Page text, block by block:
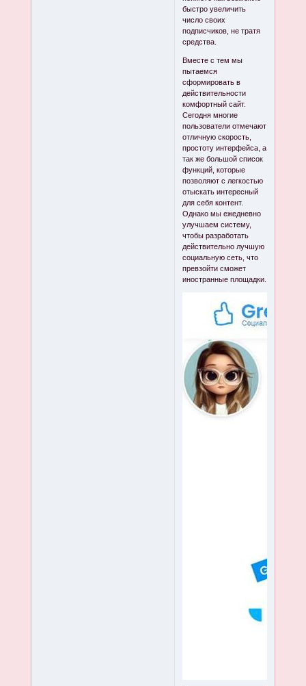
быстро увеличить
число своих
подписчиков, не тратя
средства.
Вместе с тем мы
пытаемся
сформировать в
действительности
комфортный сайт.
Сегодня многие
пользователи отмечают
отличную скорость,
простоту интерфейса, а
так же большой список
функций, которые
позволяют с легкостью
отыскать интересный
для себя контент.
Однако мы ежедневно
улучшаем систему,
чтобы разработать
действительно лучшую
социальную сеть, что
превзойти сможет
иностранные площадки.